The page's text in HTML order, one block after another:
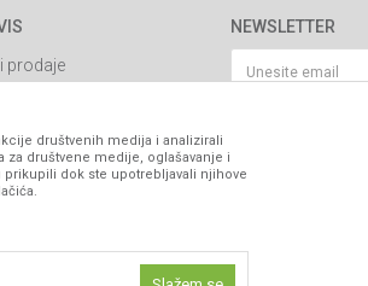
prodaje
NEWSLETTER
društvenih medija i analizirali
za društvene medije, oglašavanje i
dok ste upotrebljavali njihove